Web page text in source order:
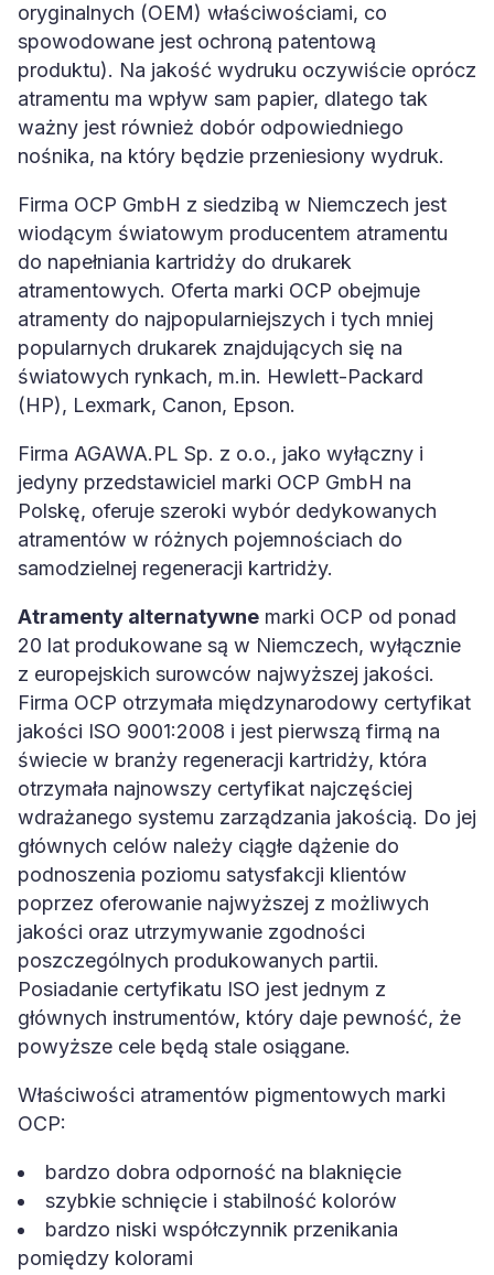
oryginalnych (OEM) właściwościami, co
spowodowane jest ochroną patentową
produktu). Na jakość wydruku oczywiście oprócz
atramentu ma wpływ sam papier, dlatego tak
ważny jest również dobór odpowiedniego
nośnika, na który będzie przeniesiony wydruk.
Firma OCP GmbH z siedzibą w Niemczech jest
wiodącym światowym producentem atramentu
do napełniania kartridży do drukarek
atramentowych. Oferta marki OCP obejmuje
atramenty do najpopularniejszych i tych mniej
popularnych drukarek znajdujących się na
światowych rynkach, m.in. Hewlett-Packard
(HP), Lexmark, Canon, Epson.
Firma AGAWA.PL Sp. z o.o., jako wyłączny i
jedyny przedstawiciel marki OCP GmbH na
Polskę, oferuje szeroki wybór dedykowanych
atramentów w różnych pojemnościach do
samodzielnej regeneracji kartridży.
Atramenty alternatywne marki OCP od ponad
20 lat produkowane są w Niemczech, wyłącznie
z europejskich surowców najwyższej jakości.
Firma OCP otrzymała międzynarodowy certyfikat
jakości ISO 9001:2008 i jest pierwszą firmą na
świecie w branży regeneracji kartridży, która
otrzymała najnowszy certyfikat najczęściej
wdrażanego systemu zarządzania jakością. Do jej
głównych celów należy ciągłe dążenie do
podnoszenia poziomu satysfakcji klientów
poprzez oferowanie najwyższej z możliwych
jakości oraz utrzymywanie zgodności
poszczególnych produkowanych partii.
Posiadanie certyfikatu ISO jest jednym z
głównych instrumentów, który daje pewność, że
powyższe cele będą stale osiągane.
Właściwości atramentów pigmentowych marki
OCP:
bardzo dobra odporność na blaknięcie
szybkie schnięcie i stabilność kolorów
bardzo niski współczynnik przenikania
pomiędzy kolorami